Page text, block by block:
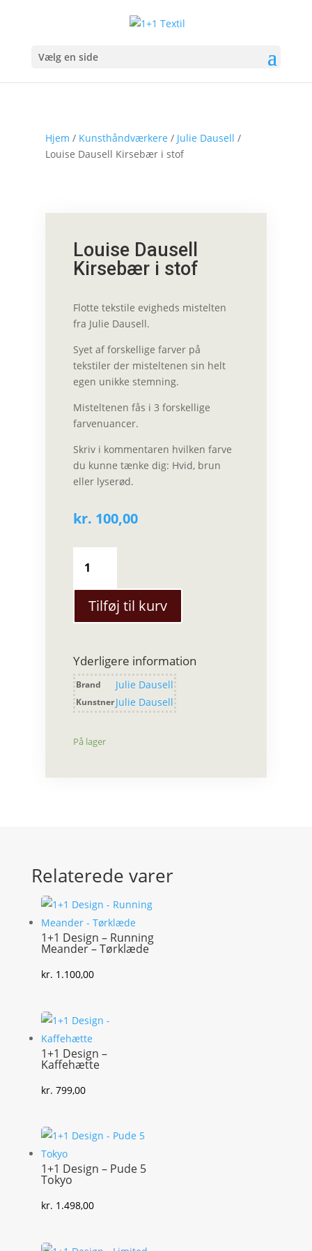
Vælg en side
Hjem / Kunsthåndværkere / Julie Dausell /
Louise Dausell Kirsebær i stof
Louise Dausell
Kirsebær i stof
Flotte tekstile evigheds mistelten
fra Julie Dausell.
Syet af forskellige farver på
tekstiler der misteltenen sin helt
egen unikke stemning.
Misteltenen fås i 3 forskellige
farvenuancer.
Skriv i kommentaren hvilken farve
du kunne tænke dig: Hvid, brun
eller lyserød.
kr. 100,00
Dausell
Kirsebær
stof
Tilføj til kurv
Yderligere information
Brand Julie Dausell
KunstnerJulie Dausell
På lager
Relaterede varer
1+1 Design – Running
Meander – Tørklæde
kr. 1.100,00
1+1 Design –
Kaffehætte
kr. 799,00
1+1 Design – Pude 5
Tokyo
kr. 1.498,00